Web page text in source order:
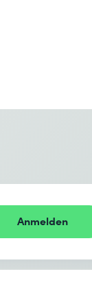
Anmelden